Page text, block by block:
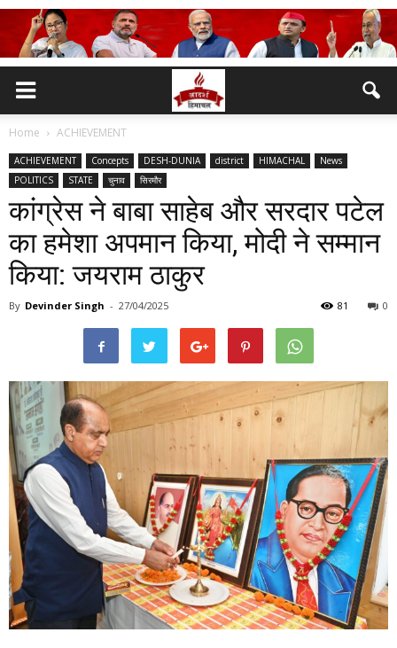
Home ACHIEVEMENT
ACHIEVEMENT Concepts DESH-DUNIA district HIMACHAL
News
POLITICS
STATE चुनाव सिरमौर
कांग्रेस ने बाबा साहेब और सरदार पटेल
का हमेशा अपमान किया, मोदी ने सम्मान
किया: जयराम ठाकुर
By Devinder Singh - 27/04/2025 0
81